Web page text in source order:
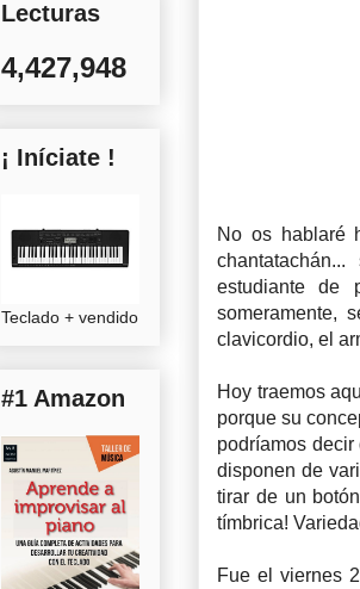
No os hablaré
estudiante de
someramente,
clavicordio, el
Hoy traemos
porque su
podríamos
disponen de
tirar de un
tímbrica!
Fue el viernes
Lecturas
4,427,948
¡ Iníciate !
Teclado + vendido
#1 Amazon